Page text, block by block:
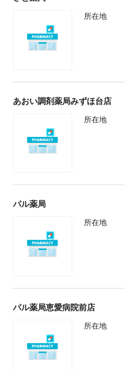
所在地
あおい調剤薬局みずほ台店
所在地
パル薬局
所在地
パル薬局恵愛病院前店
所在地